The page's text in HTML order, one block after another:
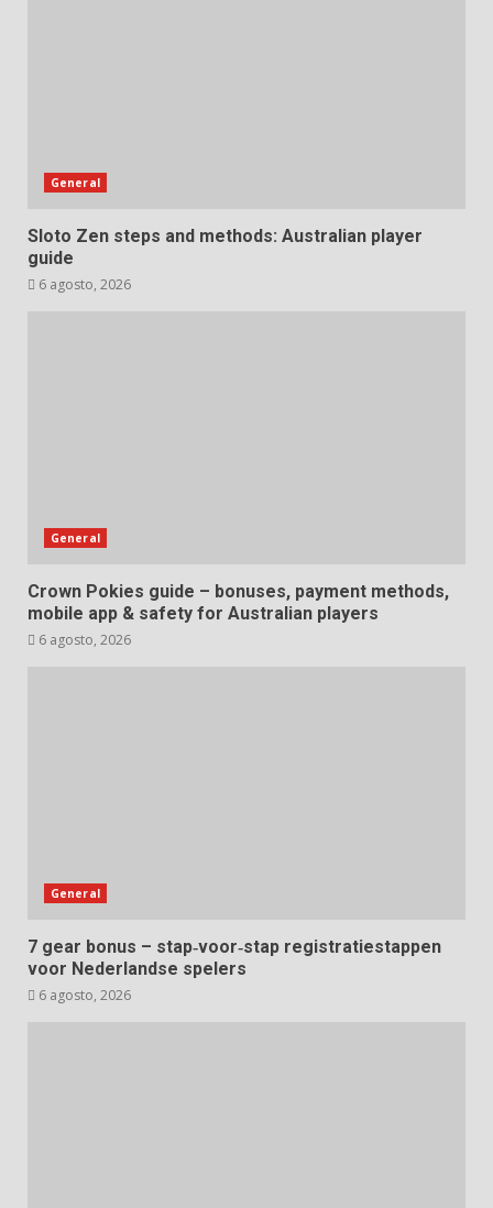
General
Sloto Zen steps and methods: Australian player
guide
6 agosto, 2026
General
Crown Pokies guide – bonuses, payment methods,
mobile app & safety for Australian players
6 agosto, 2026
General
7 gear bonus – stap‑voor‑stap registratiestappen
voor Nederlandse spelers
6 agosto, 2026